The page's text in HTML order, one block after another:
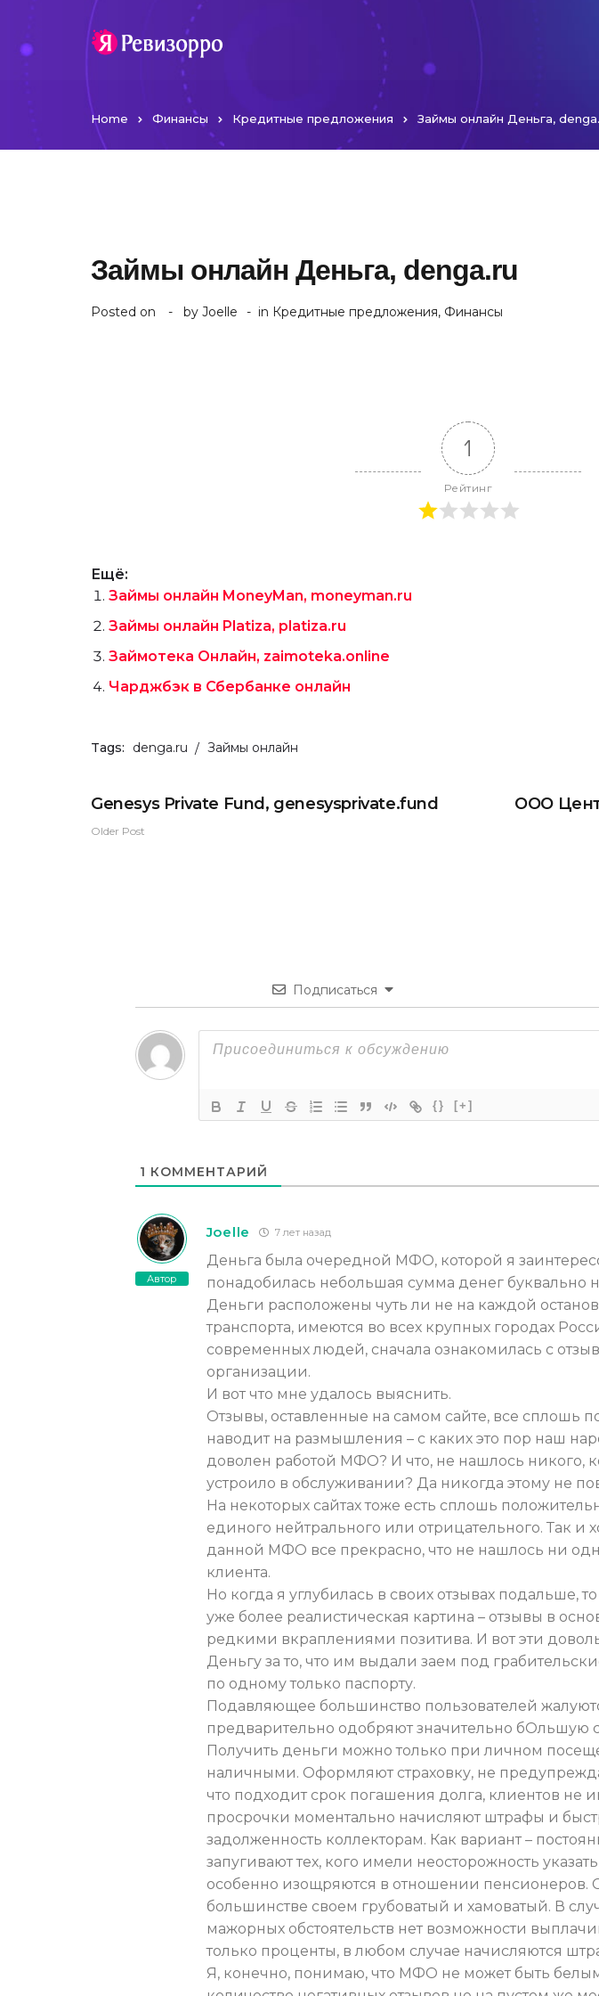
Home Финансы Кредитные предложения Займы онлайн Деньга,
Займы онлайн Деньга, denga.ru
Posted on by Joelle in Кредитные предложения, Финансы
1
Рейтинг
Ещё:
Займы онлайн MoneyMan, moneyman.ru
Займы онлайн Platiza, platiza.ru
Займотека Онлайн, zaimoteka.online
Чарджбэк в Сбербанке онлайн
Tags: denga.ru Займы онлайн
Genesys Private Fund, genesysprivate.fund
Older Post
ООО
Подписаться
{} [+]
1 КОММЕНТАРИЙ
Автор
Joelle 7 лет назад
Деньга была очередной МФО, которой я
понадобилась небольшая сумма денег буквально
Деньги расположены чуть ли не на каждой
транспорта, имеются во всех крупных городах
современных людей, сначала ознакомилась с
организации.
И вот что мне удалось выяснить.
Отзывы, оставленные на самом сайте, все сплошь
наводит на размышления – с каких это пор наш
доволен работой МФО? И что, не нашлось никого,
устроило в обслуживании? Да никогда этому не
На некоторых сайтах тоже есть сплошь
единого нейтрального или отрицательного. Так и
данной МФО все прекрасно, что не нашлось ни
клиента.
Но когда я углубилась в своих отзывах подальше,
уже более реалистическая картина – отзывы в
редкими вкраплениями позитива. И вот эти
Деньгу за то, что им выдали заем под
по одному только паспорту.
Подавляющее большинство пользователей
предварительно одобряют значительно бОльшую
Получить деньги можно только при личном
наличными. Оформляют страховку, не
что подходит срок погашения долга, клиентов не
просрочки моментально начисляют штрафы и
задолженность коллекторам. Как вариант –
запугивают тех, кого имели неосторожность
особенно изощряются в отношении пенсионеров.
большинстве своем грубоватый и хамоватый. В
мажорных обстоятельств нет возможности
только проценты, в любом случае начисляются
Я, конечно, понимаю, что МФО не может быть